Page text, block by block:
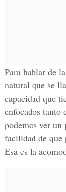
Para hablar de
natural que se
capacidad que
enfocados tanto
podemos ver un
facilidad de que
Esa es la